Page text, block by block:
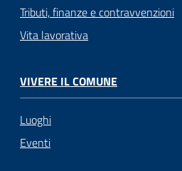
Tributi, finanze e contravvenzioni
Vita lavorativa
VIVERE IL COMUNE
Luoghi
Eventi